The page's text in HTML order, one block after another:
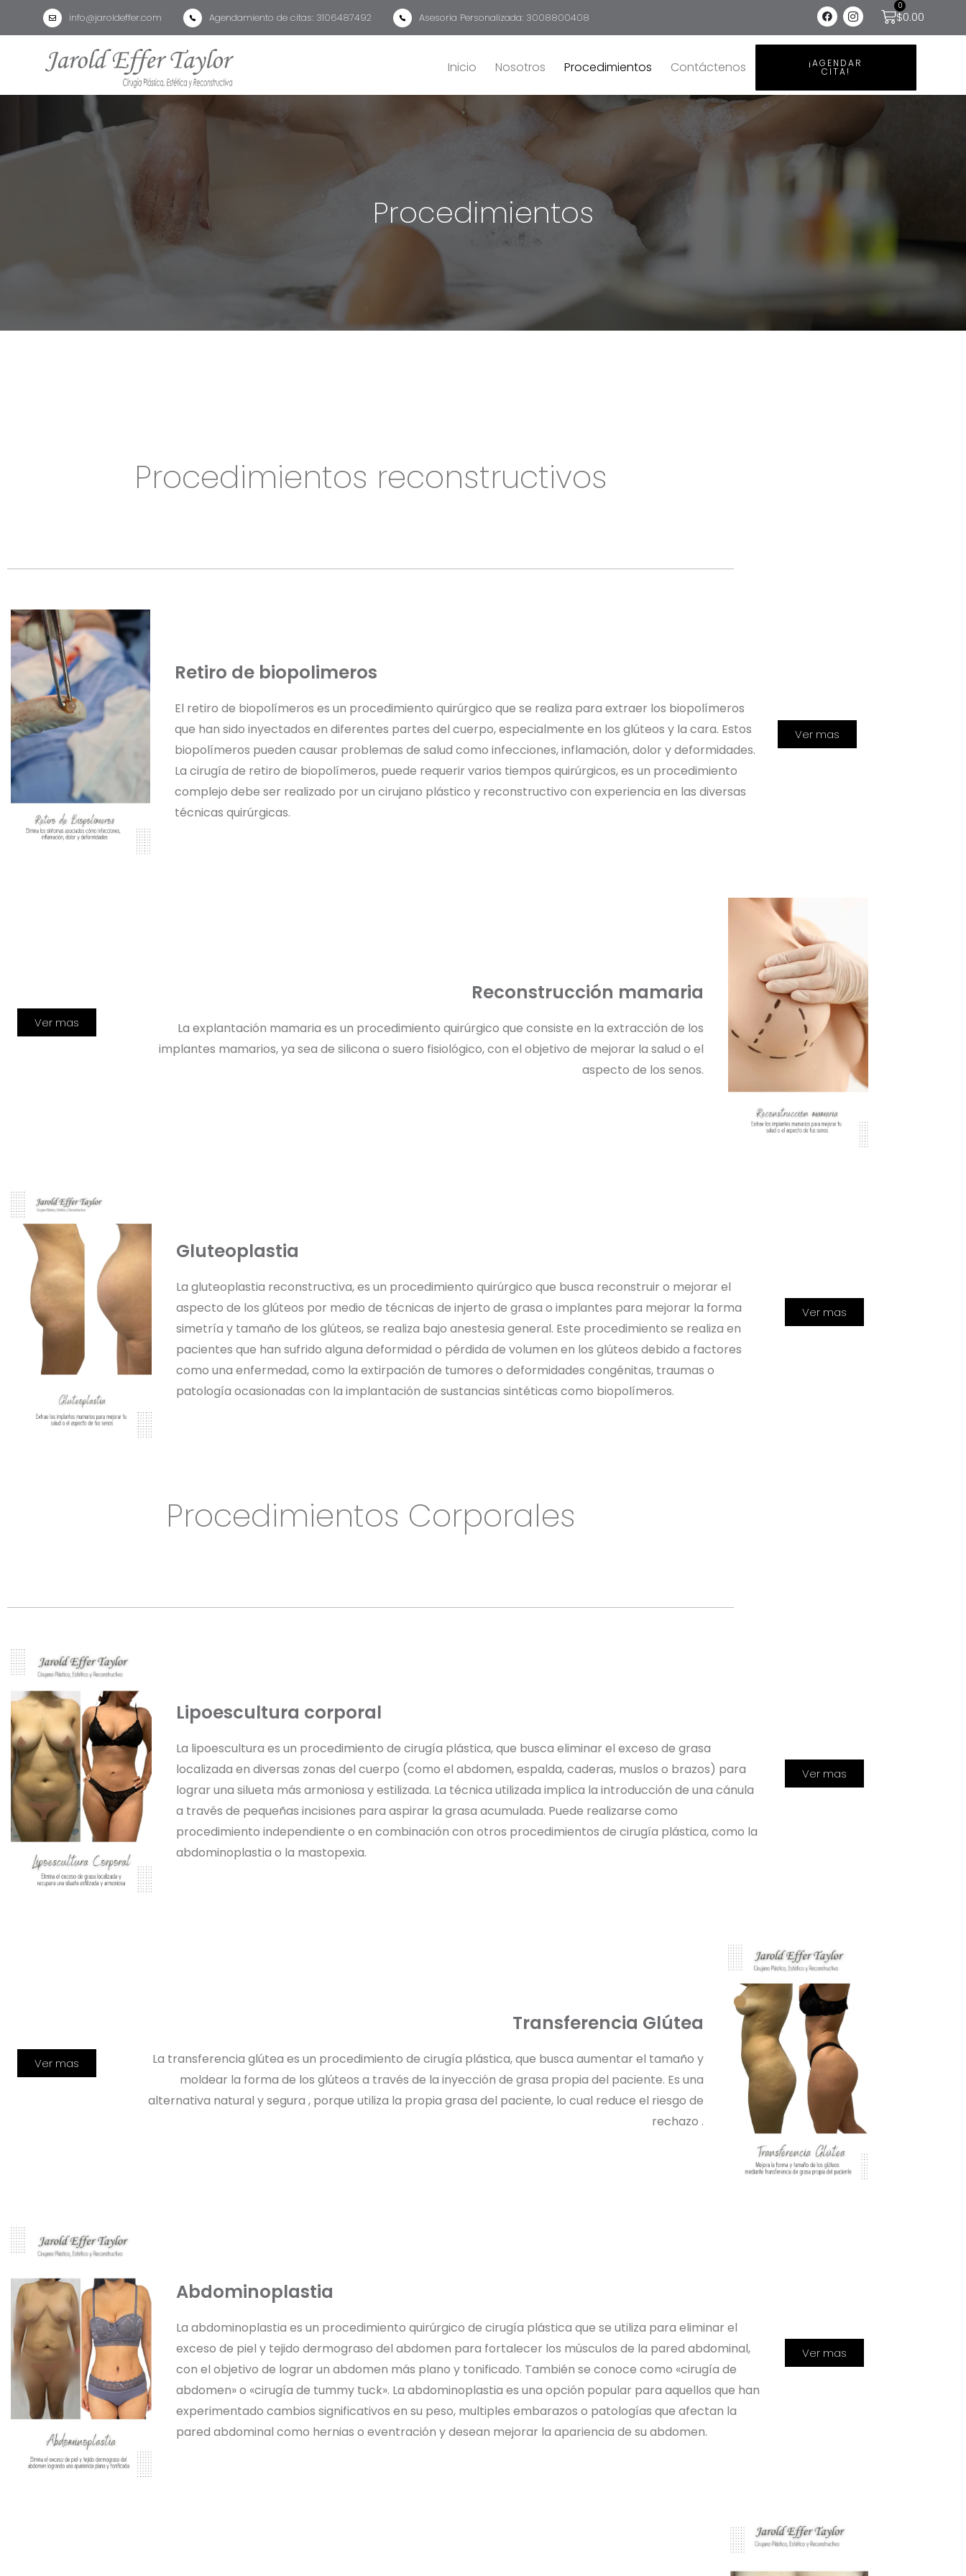
info@jaroldeffer.com Agendamiento de citas: 3106487492 Asesoria Personalizada: 3008800408 $0.00
0
Inicio Nosotros Procedimientos Contáctenos ¡AGENDAR
CITA!
Procedimientos
Procedimientos reconstructivos
Retiro de biopolimeros​
El retiro de biopolímeros es un procedimiento quirúrgico que se realiza para extraer los biopolímeros
que han sido inyectados en diferentes partes del cuerpo, especialmente en los glúteos y la cara. Estos
biopolímeros pueden causar problemas de salud como infecciones, inflamación, dolor y deformidades.
La cirugía de retiro de biopolímeros, puede requerir varios tiempos quirúrgicos, es un procedimiento
complejo debe ser realizado por un cirujano plástico y reconstructivo con experiencia en las diversas
técnicas quirúrgicas.
Ver mas
Ver mas
Reconstrucción mamaria
La explantación mamaria es un procedimiento quirúrgico que consiste en la extracción de los
implantes mamarios, ya sea de silicona o suero fisiológico, con el objetivo de mejorar la salud o el
aspecto de los senos.
Gluteoplastia
La gluteoplastia reconstructiva, es un procedimiento quirúrgico que busca reconstruir o mejorar el
aspecto de los glúteos por medio de técnicas de injerto de grasa o implantes para mejorar la forma
simetría y tamaño de los glúteos, se realiza bajo anestesia general. Este procedimiento se realiza en
pacientes que han sufrido alguna deformidad o pérdida de volumen en los glúteos debido a factores
como una enfermedad, como la extirpación de tumores o deformidades congénitas, traumas o
patología ocasionadas con la implantación de sustancias sintéticas como biopolímeros.
Ver mas
Procedimientos Corporales
Lipoescultura corporal
La lipoescultura es un procedimiento de cirugía plástica, que busca eliminar el exceso de grasa
localizada en diversas zonas del cuerpo (como el abdomen, espalda, caderas, muslos o brazos) para
lograr una silueta más armoniosa y estilizada. La técnica utilizada implica la introducción de una cánula
a través de pequeñas incisiones para aspirar la grasa acumulada. Puede realizarse como
procedimiento independiente o en combinación con otros procedimientos de cirugía plástica, como la
abdominoplastia o la mastopexia.
Ver mas
Ver mas
Transferencia Glútea
La transferencia glútea es un procedimiento de cirugía plástica, que busca aumentar el tamaño y
moldear la forma de los glúteos a través de la inyección de grasa propia del paciente. Es una
alternativa natural y segura , porque utiliza la propia grasa del paciente, lo cual reduce el riesgo de
rechazo .
Abdominoplastia
La abdominoplastia es un procedimiento quirúrgico de cirugía plástica que se utiliza para eliminar el
exceso de piel y tejido dermograso del abdomen para fortalecer los músculos de la pared abdominal,
con el objetivo de lograr un abdomen más plano y tonificado. También se conoce como «cirugía de
abdomen» o «cirugía de tummy tuck». La abdominoplastia es una opción popular para aquellos que han
experimentado cambios significativos en su peso, multiples embarazos o patologías que afectan la
pared abdominal como hernias o eventración y desean mejorar la apariencia de su abdomen.
Ver mas